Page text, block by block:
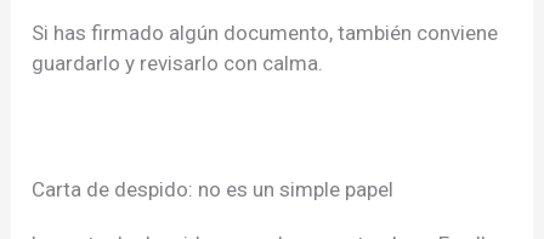
Si has firmado algún documento, también conviene
guardarlo y revisarlo con calma.
Carta de despido: no es un simple papel